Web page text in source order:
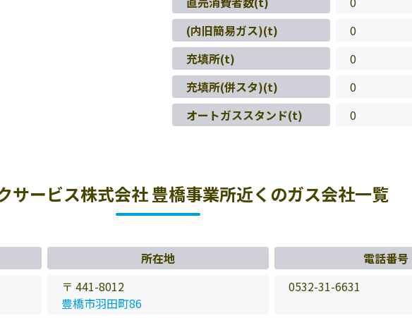
(内旧簡易ガス)(t)
0
充填所(t)
0
充填所(併スタ)(t)
0
オートガススタンド(t)
0
サービス株式会社 豊橋事業所近くのガス会社一覧
所在地
電話番号
〒 441-8012
豊橋市羽田町86
0532-31-6631